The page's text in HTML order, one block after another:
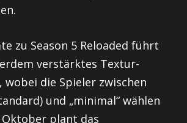
zu Season 5 Reloaded führt
verstärktes Textur-
wobei die Spieler zwischen
und „minimal“ wählen
plant das